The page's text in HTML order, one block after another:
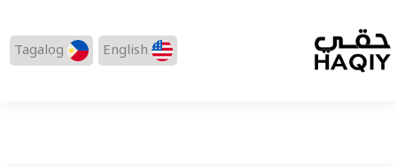
English
Tagalog